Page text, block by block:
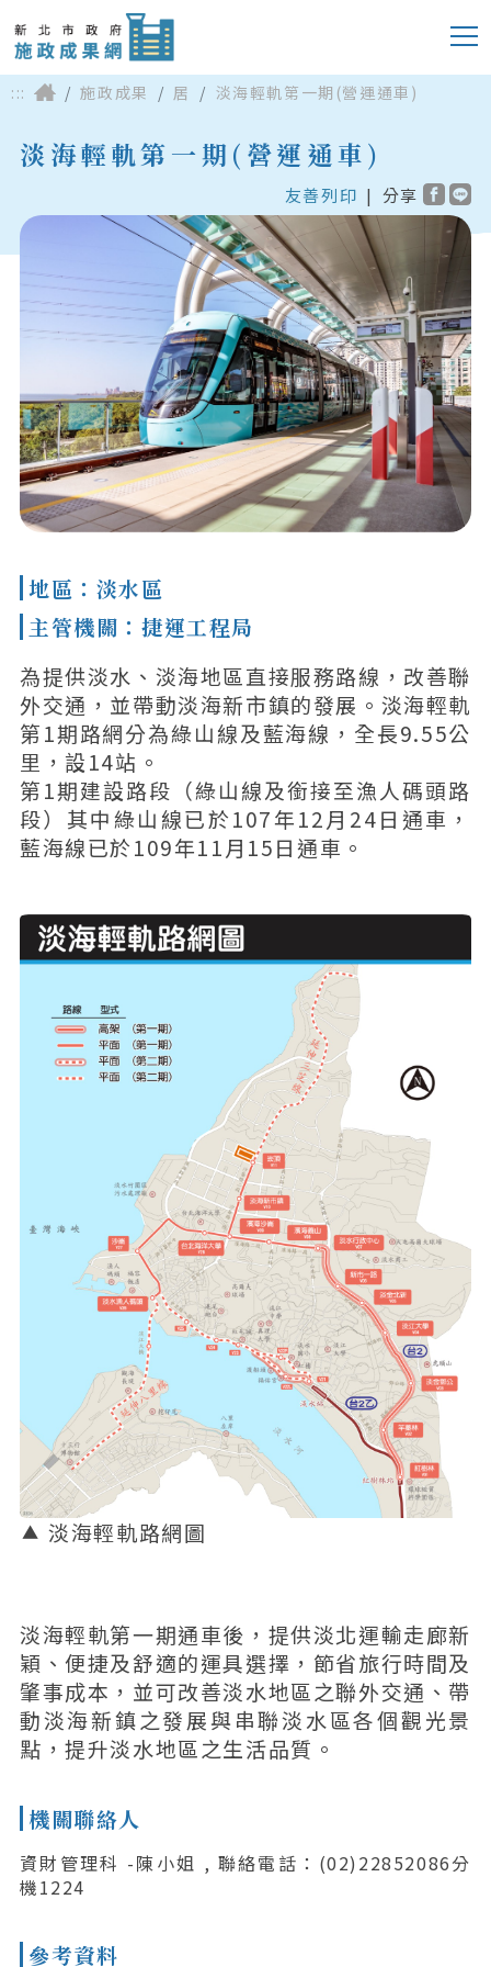
::: 施政成果 居 淡海輕軌第一期(營運通車)
淡海輕軌第一期(營運通車)
友善列印 | 分享
地區：淡水區
主管機關：捷運工程局
為提供淡水、淡海地區直接服務路線，改善聯
外交通，並帶動淡海新市鎮的發展。淡海輕軌
第1期路網分為綠山線及藍海線，全長9.55公
里，設14站。
第1期建設路段（綠山線及銜接至漁人碼頭路
段）其中綠山線已於107年12月24日通車，
藍海線已於109年11月15日通車。
淡海輕軌路網圖
淡海輕軌第一期通車後，提供淡北運輸走廊新
穎、便捷及舒適的運具選擇，節省旅行時間及
肇事成本，並可改善淡水地區之聯外交通、帶
動淡海新鎮之發展與串聯淡水區各個觀光景
點，提升淡水地區之生活品質。
機關聯絡人
資財管理科 -陳小姐 , 聯絡電話：(02)22852086分
機1224
參考資料